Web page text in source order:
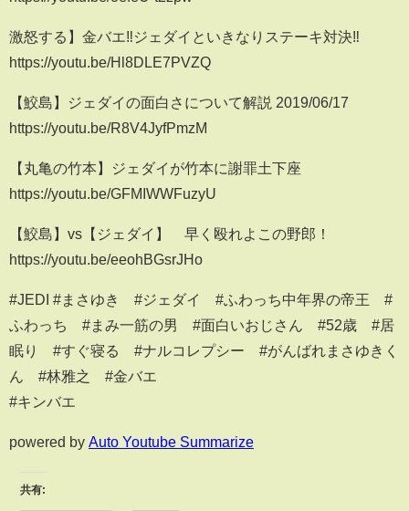
激怒する】金バエ‼ジェダイといきなりステーキ対決‼
https://youtu.be/Hl8DLE7PVZQ
【鮫島】ジェダイの面白さについて解説 2019/06/17
https://youtu.be/R8V4JyfPmzM
【丸亀の竹本】ジェダイが竹本に謝罪土下座
https://youtu.be/GFMIWWFuzyU
【鮫島】vs【ジェダイ】 早く殴れよこの野郎！
https://youtu.be/eeohBGsrJHo
#JEDI #まさゆき #ジェダイ #ふわっち中年界の帝王 #
ふわっち #まみ一筋の男 #面白いおじさん #52歳 #居
眠り #すぐ寝る #ナルコレプシー #がんばれまさゆきく
ん #林雅之 #金バエ
#キンバエ
powered by Auto Youtube Summarize
共有: